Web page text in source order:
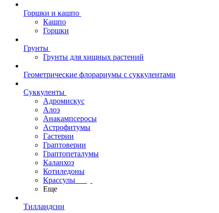
Горшки и кашпо
Кашпо
Горшки
Грунты
Грунты для хищных растений
Геометрические флорариумы с суккулентами
Суккуленты
Адромискус
Алоэ
Анакампсеросы
Астрофитумы
Гастерии
Граптоверии
Граптопеталумы
Каланхоэ
Котиледоны
Крассулы
Еще
Тилландсии